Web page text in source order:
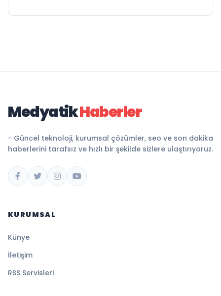
MedyatikHaberler
- Güncel teknoloji, kurumsal çözümler, seo ve son dakika
haberlerini tarafsız ve hızlı bir şekilde sizlere ulaştırıyoruz.
KURUMSAL
Künye
İletişim
RSS Servisleri